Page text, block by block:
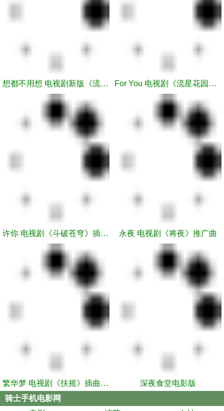
想都不用想 电视剧新版《流星花园》插曲 -- 王鹤棣 For You 电视剧《流星花园》主题曲
许你 电视剧《斗破苍穹》插曲 -- 林允 永夜 电视剧《将夜》推广曲
繁华梦 电视剧《扶摇》插曲 -- 黄龄
深夜食堂电影版
骑士手机电影网